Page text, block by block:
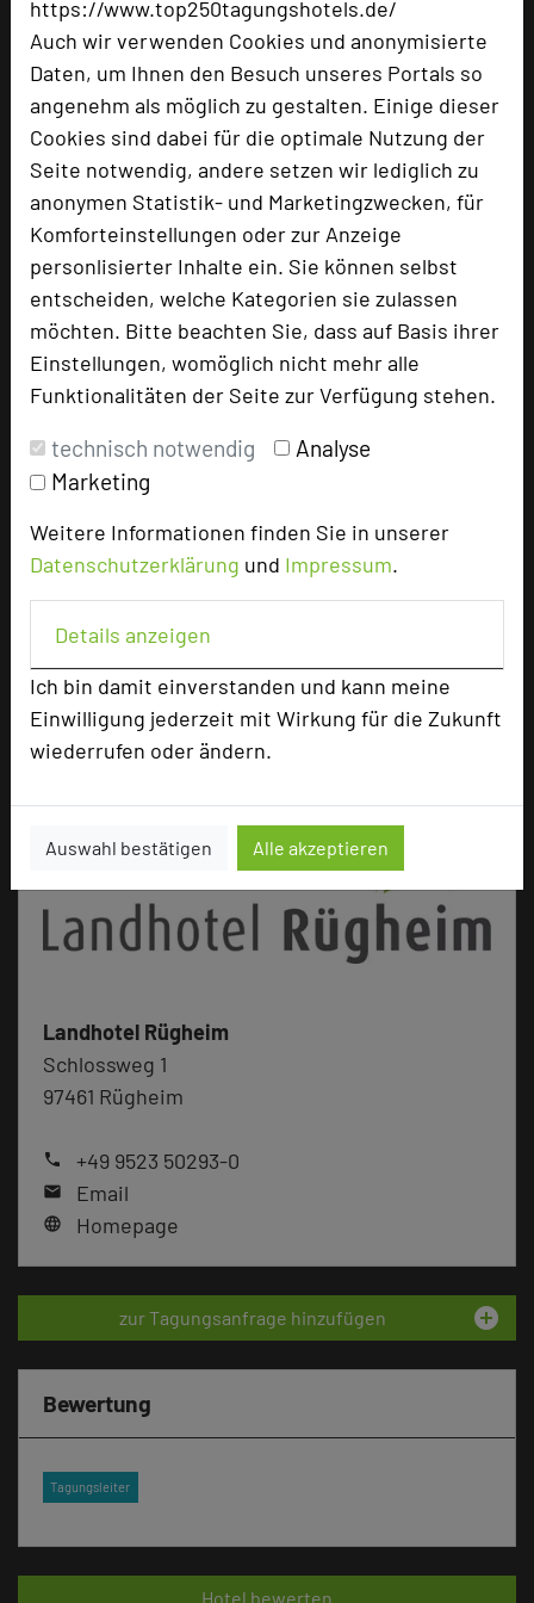
https://www.top250tagungshotels.de/
Auch wir verwenden Cookies und anonymisierte
Daten, um Ihnen den Besuch unseres Portals so
angenehm als möglich zu gestalten. Einige dieser
Cookies sind dabei für die optimale Nutzung der
Seite notwendig, andere setzen wir lediglich zu
anonymen Statistik- und Marketingzwecken, für
Komforteinstellungen oder zur Anzeige
personlisierter Inhalte ein. Sie können selbst
entscheiden, welche Kategorien sie zulassen
möchten. Bitte beachten Sie, dass auf Basis ihrer
Einstellungen, womöglich nicht mehr alle
Funktionalitäten der Seite zur Verfügung stehen.
technisch notwendig
Analyse
Marketing
Weitere Informationen finden Sie in unserer
Datenschutzerklärung und Impressum.
Details anzeigen
Ich bin damit einverstanden und kann meine
Einwilligung jederzeit mit Wirkung für die Zukunft
wiederrufen oder ändern.
Auswahl bestätigen Alle akzeptieren
mehr …
Kreativer Workflow im Grünen
23.04.2024
Arbeiten und gleichzeitig die Sonne genießen? Als
eines der TOP 250 Tagungshotels Deutschlands
bieten wir den idealen Raum für neue Denkweisen
mitten im Grünen.
mehr …
Inspiration und Braukultur in
Franken
13.03.2024
Buchen Sie Ihren persönlichen Tagungsort in
Franken inklusive Biererlebnis oder Weinprobe!
mehr …
Landhotel Rügheim
Schlossweg 1
97461 Rügheim
phone +49 9523 50293-0
mail Email
language Homepage
zur Tagungsanfrage hinzufügen add_circle
Bewertung
Tagungsleiter
Hotel bewerten